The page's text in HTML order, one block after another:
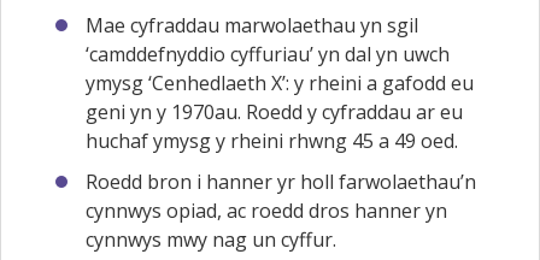
Mae cyfraddau marwolaethau yn sgil
‘camddefnyddio cyffuriau’ yn dal yn uwch
ymysg ‘Cenhedlaeth X’: y rheini a gafodd eu
geni yn y 1970au. Roedd y cyfraddau ar eu
huchaf ymysg y rheini rhwng 45 a 49 oed.
Roedd bron i hanner yr holl farwolaethau’n
cynnwys opiad, ac roedd dros hanner yn
cynnwys mwy nag un cyffur.